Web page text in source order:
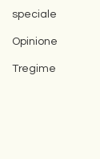
speciale
Opinione
Tregime